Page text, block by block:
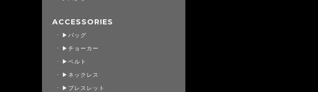
ACCESSORIES
▶バッグ
▶チョーカー
▶ベルト
▶ネックレス
▶ブレスレット